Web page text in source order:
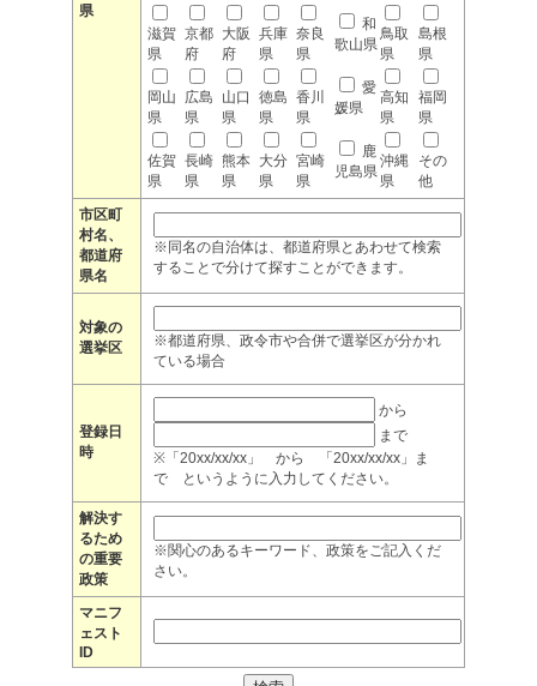
県
滋賀
県
京都
府
大阪
府
兵庫
県
奈良
県
和
歌山県
鳥取
県
島根
県
岡山
県
広島
県
山口
県
徳島
県
香川
県
愛
媛県
高知
県
福岡
県
佐賀
県
長崎
県
熊本
県
大分
県
宮崎
県
鹿
児島県
沖縄
県
その
他
市区町
村名、
都道府
県名
※同名の自治体は、都道府県とあわせて検索
することで分けて探すことができます。
対象の
選挙区
※都道府県、政令市や合併で選挙区が分かれ
ている場合
登録日
時
から
まで
※「20xx/xx/xx」 から 「20xx/xx/xx」ま
で というように入力してください。
解決す
るため
の重要
政策
※関心のあるキーワード、政策をご記入くだ
さい。
マニフ
ェスト
ID